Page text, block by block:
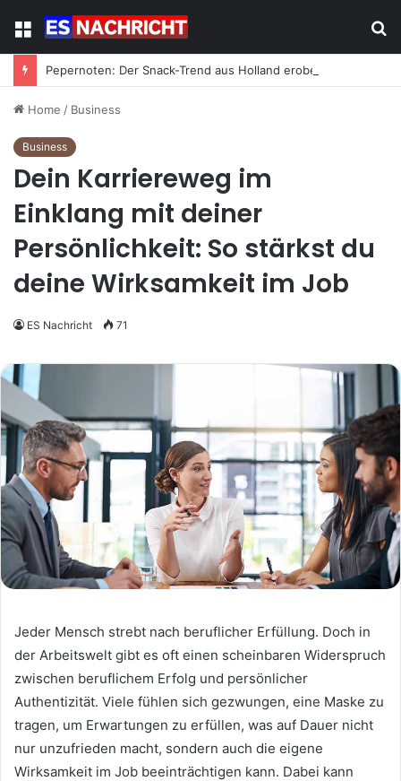
Menu
Home / Business
Business
Dein Karriereweg im
Einklang mit deiner
Persönlichkeit: So stärkst du
deine Wirksamkeit im Job
ES Nachricht 71
Jeder Mensch strebt nach beruflicher Erfüllung. Doch in
der Arbeitswelt gibt es oft einen scheinbaren Widerspruch
zwischen beruflichem Erfolg und persönlicher
Authentizität. Viele fühlen sich gezwungen, eine Maske zu
tragen, um Erwartungen zu erfüllen, was auf Dauer nicht
nur unzufrieden macht, sondern auch die eigene
Wirksamkeit im Job beeinträchtigen kann. Dabei kann